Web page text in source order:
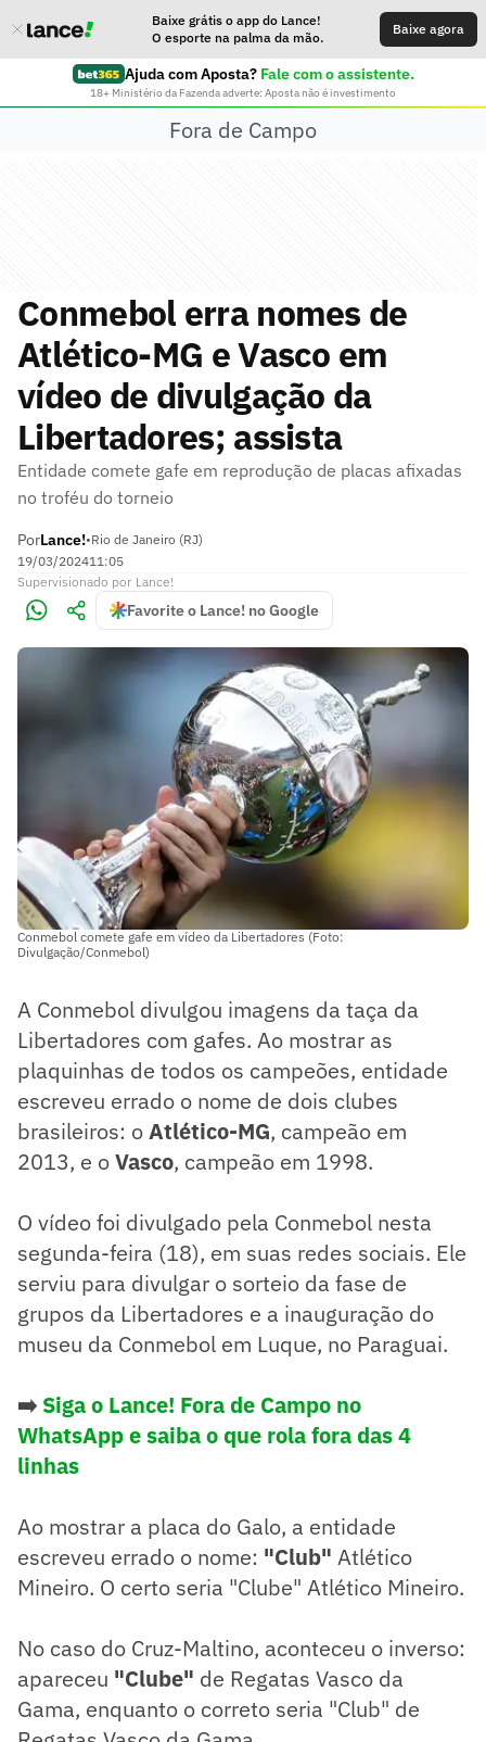
Baixe grátis o app do Lance!
O esporte na palma da mão.
Baixe agora
Ajuda com Aposta? Fale com o assistente.
18+ Ministério da Fazenda adverte: Aposta não é investimento
Fora de Campo
Conmebol erra nomes de
Atlético-MG e Vasco em
vídeo de divulgação da
Libertadores; assista
Entidade comete gafe em reprodução de placas afixadas
no troféu do torneio
PorLance!•Rio de Janeiro (RJ)
19/03/202411:05
Supervisionado por Lance!
Favorite o Lance! no Google
Conmebol comete gafe em vídeo da Libertadores (Foto:
Divulgação/Conmebol)
A Conmebol divulgou imagens da taça da
Libertadores com gafes. Ao mostrar as
plaquinhas de todos os campeões, entidade
escreveu errado o nome de dois clubes
brasileiros: oAtlético-MG, campeão em
2013, e oVasco, campeão em 1998.
O vídeo foi divulgado pela Conmebol nesta
segunda-feira (18), em suas redes sociais. Ele
serviu para divulgar o sorteio da fase de
grupos da Libertadores e a inauguração do
museu da Conmebol em Luque, no Paraguai.
➡️ Siga o Lance! Fora de Campo no
WhatsApp e saiba o que rola fora das 4
linhas
Ao mostrar a placa do Galo, a entidade
escreveu errado o nome: "Club" Atlético
Mineiro. O certo seria "Clube" Atlético Mineiro.
No caso do Cruz-Maltino, aconteceu o inverso:
apareceu "Clube" de Regatas Vasco da
Gama, enquanto o correto seria "Club" de